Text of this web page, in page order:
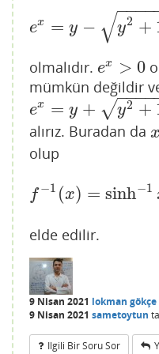
ex = y − y2 +
−−−−
√
e x=y − y2+1<0
olmalıdır. ex > 0
ex 0
mümkün değildir
ex = y + y2 +
−−−−
√
ex =y+ y2 +1
alırız. Buradan da x
x=
olup
f −1 (x) = sinh−1
f− 1(x)=
elde edilir.
9 Nisan 2021 lokman gökçe
9 Nisan 2021 sametoytun
Ilgili Bir Soru Sor